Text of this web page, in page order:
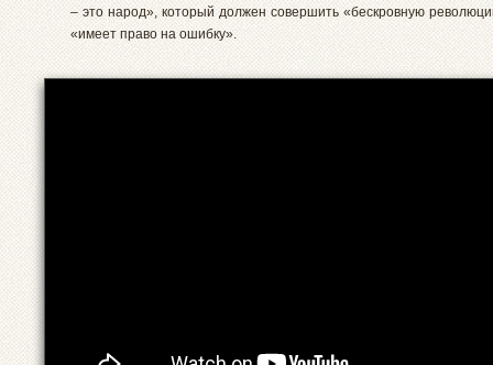
– это народ», который должен совершить «бескровную
«имеет право на ошибку».